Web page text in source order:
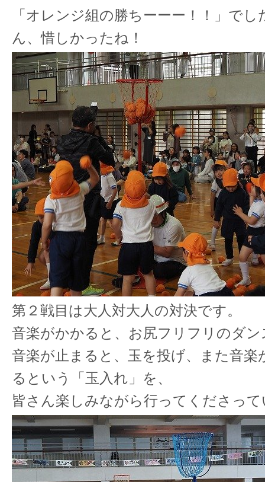
「オレンジ組の勝ちーーー！！」で
ん、惜しかったね！
第２戦目は大人対大人の対決です。
音楽がかかると、お尻フリフリのダ
音楽が止まると、玉を投げ、また音楽
るという「玉入れ」を、
皆さん楽しみながら行ってくださっ